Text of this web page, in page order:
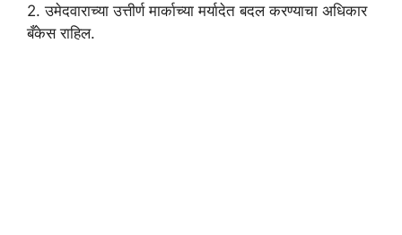
2. उमेदवाराच्या उत्तीर्ण मार्काच्या मर्यादेत बदल करण्याचा अधिकार
बँकेस राहिल.